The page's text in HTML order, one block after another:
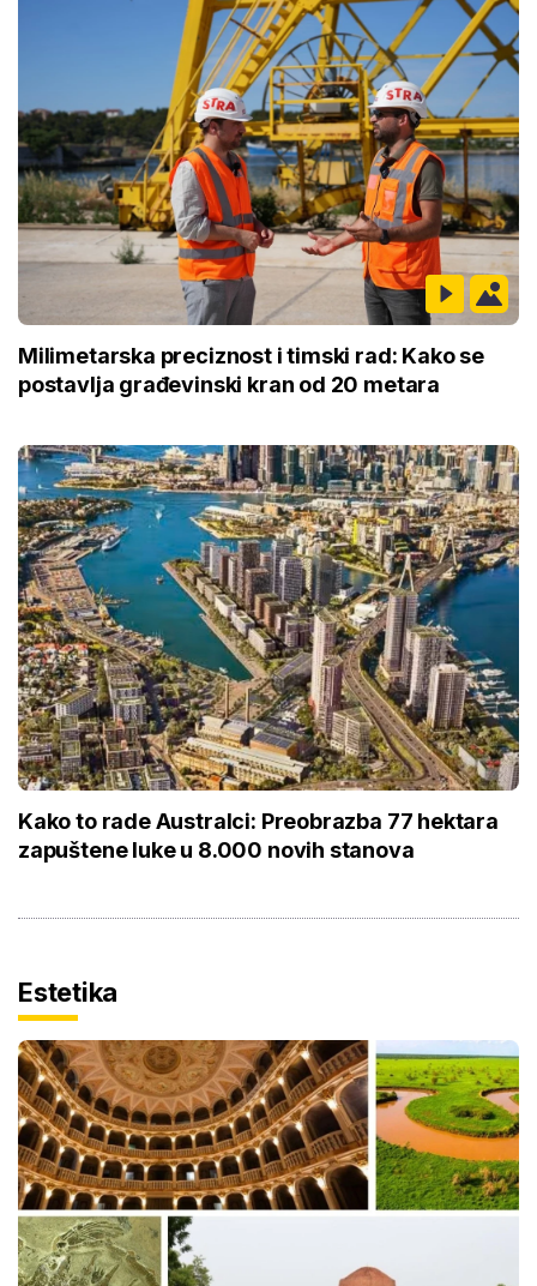
Milimetarska preciznost i timski rad: Kako se
postavlja građevinski kran od 20 metara
Kako to rade Australci: Preobrazba 77 hektara
zapuštene luke u 8.000 novih stanova
Estetika